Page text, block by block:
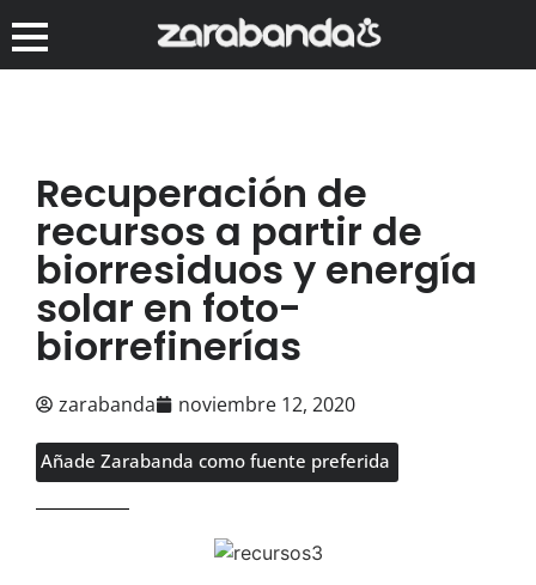
Recuperación de
recursos a partir de
biorresiduos y energía
solar en foto-
biorrefinerías
zarabanda noviembre 12, 2020
Añade Zarabanda como fuente preferida